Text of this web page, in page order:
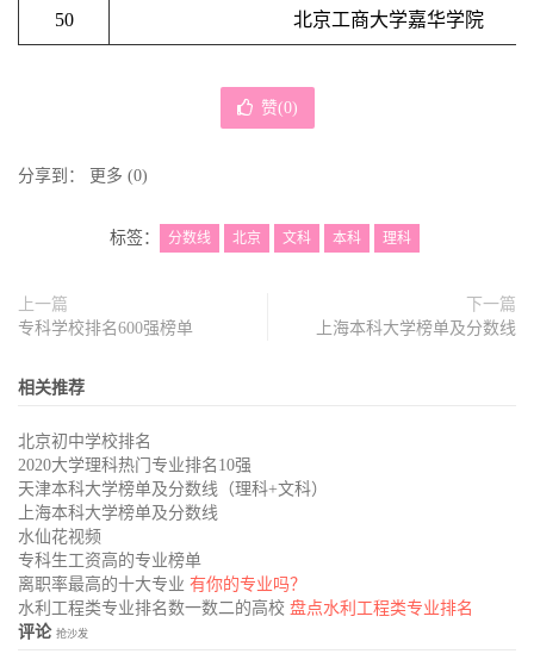
50 北京工商大学嘉华学院
赞(0)
分享到： 更多 (0)
标签： 分数线 北京 文科 本科 理科
上一篇
专科学校排名600强榜单
下一篇
上海本科大学榜单及分数线
相关推荐
北京初中学校排名
2020大学理科热门专业排名10强
天津本科大学榜单及分数线（理科+文科）
上海本科大学榜单及分数线
水仙花视频
专科生工资高的专业榜单
离职率最高的十大专业 有你的专业吗？
水利工程类专业排名数一数二的高校 盘点水利工程类专业排名
评论 抢沙发